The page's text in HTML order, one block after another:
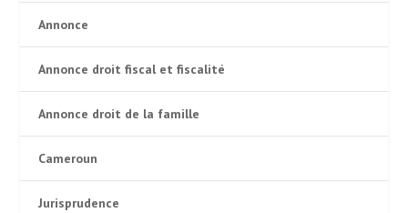
Annonce
Annonce droit fiscal et fiscalité
Annonce droit de la famille
Cameroun
Jurisprudence